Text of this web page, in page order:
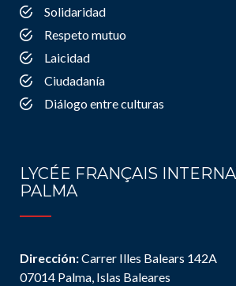
Solidaridad
Respeto mutuo
Laicidad
Ciudadanía
Diálogo entre culturas
LYCÉE FRANÇAIS
PALMA
Dirección:Carrer Illes Balears 142A
07014 Palma, Islas Baleares